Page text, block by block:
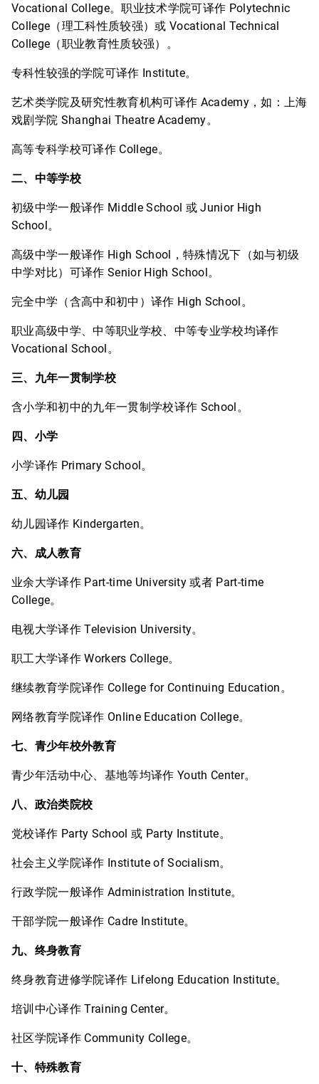
Vocational College。职业技术学院可译作 Polytechnic
College（理工科性质较强）或 Vocational Technical
College（职业教育性质较强）。
专科性较强的学院可译作 Institute。
艺术类学院及研究性教育机构可译作 Academy，如：上海
戏剧学院 Shanghai Theatre Academy。
高等专科学校可译作 College。
二、中等学校
初级中学一般译作 Middle School 或 Junior High
School。
高级中学一般译作 High School，特殊情况下（如与初级
中学对比）可译作 Senior High School。
完全中学（含高中和初中）译作 High School。
职业高级中学、中等职业学校、中等专业学校均译作
Vocational School。
三、九年一贯制学校
含小学和初中的九年一贯制学校译作 School。
四、小学
小学译作 Primary School。
五、幼儿园
幼儿园译作 Kindergarten。
六、成人教育
业余大学译作 Part-time University 或者 Part-time
College。
电视大学译作 Television University。
职工大学译作 Workers College。
继续教育学院译作 College for Continuing Education。
网络教育学院译作 Online Education College。
七、青少年校外教育
青少年活动中心、基地等均译作 Youth Center。
八、政治类院校
党校译作 Party School 或 Party Institute。
社会主义学院译作 Institute of Socialism。
行政学院一般译作 Administration Institute。
干部学院一般译作 Cadre Institute。
九、终身教育
终身教育进修学院译作 Lifelong Education Institute。
培训中心译作 Training Center。
社区学院译作 Community College。
十、特殊教育